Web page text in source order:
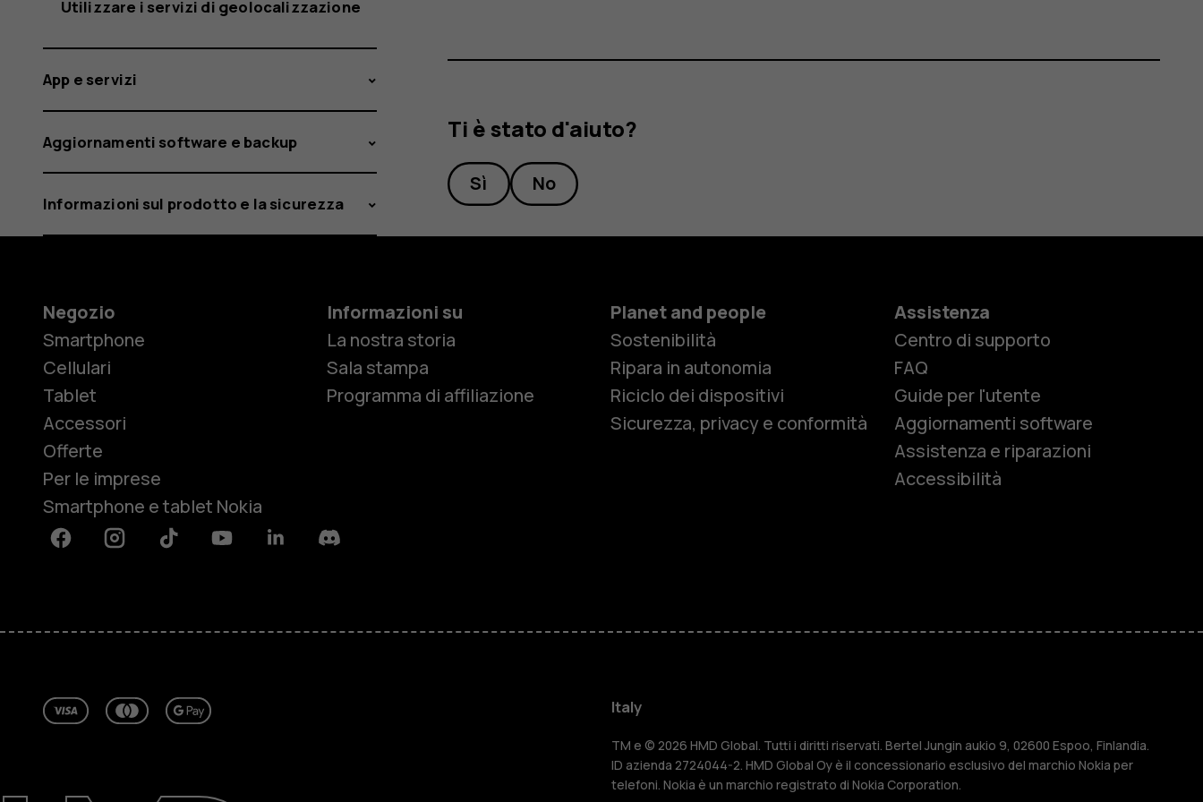
Smartphone
Cellulari
HMD Terra M
Per le imprese
Tablet
Informazioni su
Ti è stato d'aiuto?
Sì No
Utilizzare i servizi di geolocalizzazione
App e servizi
Aggiornamenti software e backup
Informazioni sul prodotto e la sicurezza
Negozio
Smartphone
Cellulari
Tablet
Accessori
Offerte
Per le imprese
Smartphone e tablet Nokia
Informazioni su
La nostra storia
Sala stampa
Programma di affiliazione
Planet and people
Sostenibilità
Ripara in autonomia
Riciclo dei dispositivi
Sicurezza, privacy e conformità
Assistenza
Centro di supporto
FAQ
Guide per l'utente
Aggiornamenti software
Assistenza e riparazioni
Accessibilità
FacebookInstagramTiktok YoutubeLinkedinDiscord
Italy
TM e © 2026 HMD Global. Tutti i diritti riservati. Bertel Jungin aukio 9, 02600 Espoo, Finlandia.
ID azienda 2724044-2. HMD Global Oy è il concessionario esclusivo del marchio Nokia per
telefoni. Nokia è un marchio registrato di Nokia Corporation.